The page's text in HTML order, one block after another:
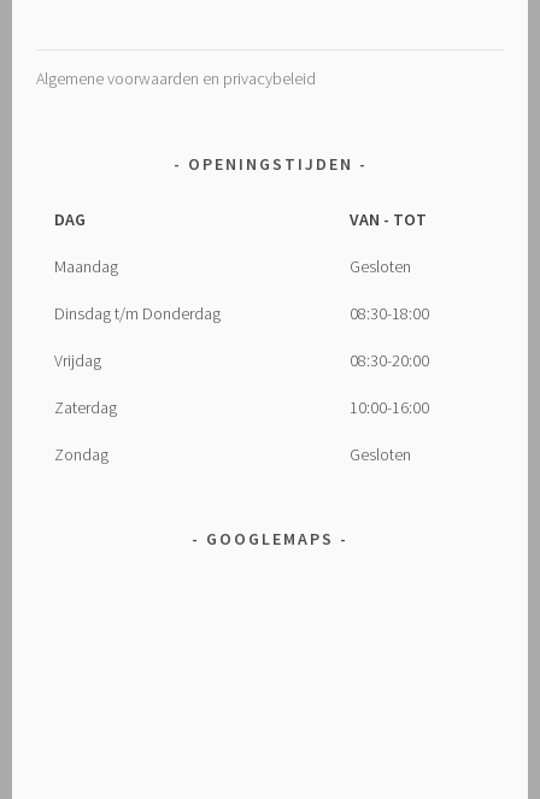
Algemene voorwaarden en privacybeleid
OPENINGSTIJDEN
DAG VAN - TOT
Maandag Gesloten
Dinsdag t/m Donderdag 08:30-18:00
Vrijdag 08:30-20:00
Zaterdag 10:00-16:00
Zondag Gesloten
GOOGLEMAPS